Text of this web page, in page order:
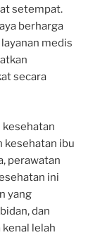
setempat.
berharga
medis
secara
kesehatan
kesehatan ibu
perawatan
ini
yang
dan
lelah